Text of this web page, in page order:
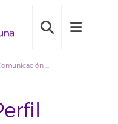
Convocatoria Perfil Técnico: Comunicación científica (2025BDE057)